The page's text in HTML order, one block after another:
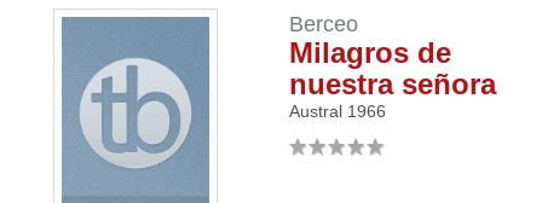
Berceo
Milagros de
nuestra señora
Austral 1966